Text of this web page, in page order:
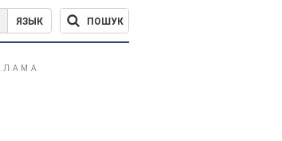
ЯЗЫК ПОШУК